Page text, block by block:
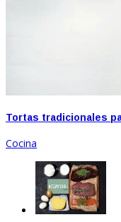
Tortas tradicionales
Cocina